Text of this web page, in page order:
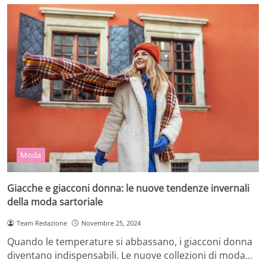
Moda
Giacche e giacconi donna: le nuove tendenze invernali
della moda sartoriale
Team Redazione Novembre 25, 2024
Quando le temperature si abbassano, i giacconi donna
diventano indispensabili. Le nuove collezioni di moda…